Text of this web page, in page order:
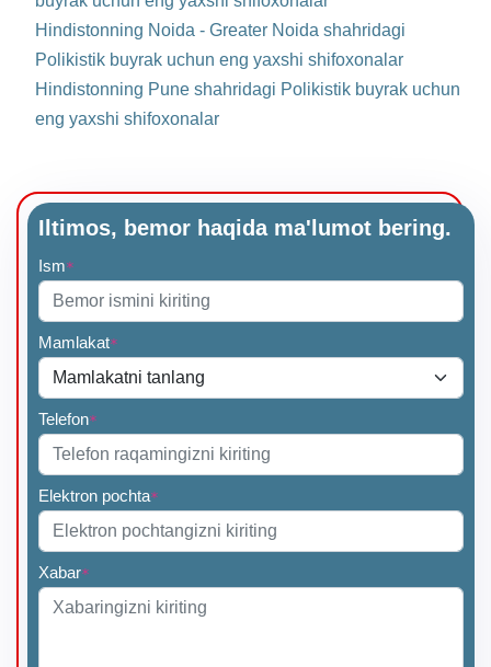
Hindistonning Noida - Greater Noida shahridagi
Polikistik buyrak uchun eng yaxshi shifoxonalar
Hindistonning Pune shahridagi Polikistik buyrak uchun
eng yaxshi shifoxonalar
Iltimos, bemor haqida ma'lumot bering.
Ism*
Mamlakat*
Telefon*
Elektron pochta*
Xabar*